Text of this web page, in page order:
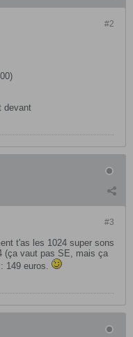
#2
devant
#3
t'as les 1024 super sons
(ça vaut pas SE, mais ça
149 euros.